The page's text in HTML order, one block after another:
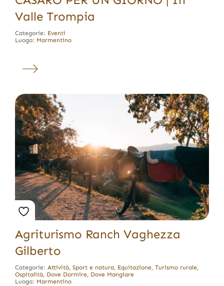
Valle Trompia
Categorie: Eventi
Luogo: Marmentino
Agriturismo Ranch Vaghezza
Gilberto
Categorie: Attività, Sport e natura, Equitazione, Turismo rurale,
Ospitalità, Dove Dormire, Dove Mangiare
Luogo: Marmentino